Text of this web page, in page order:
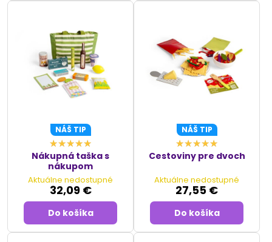
NÁŠ TIP
Nákupná taška s
nákupom
Aktuálne nedostupné
32,09 €
Do košíka
NÁŠ TIP
Cestoviny pre dvoch
Aktuálne nedostupné
27,55 €
Do košíka